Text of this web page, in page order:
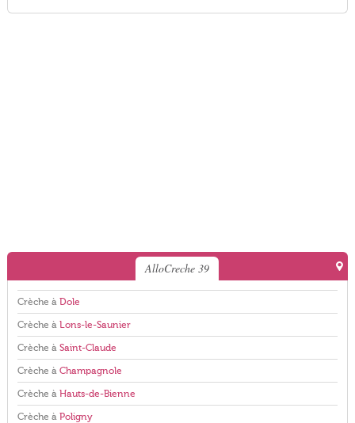
AlloCreche 39
Crèche à Dole
Crèche à Lons-le-Saunier
Crèche à Saint-Claude
Crèche à Champagnole
Crèche à Hauts-de-Bienne
Crèche à Poligny